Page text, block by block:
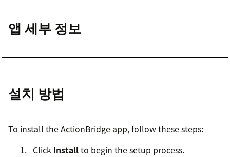
앱 세부 정보
설치 방법
To install the ActionBridge app, follow these steps:
Click Installto begin the setup process.